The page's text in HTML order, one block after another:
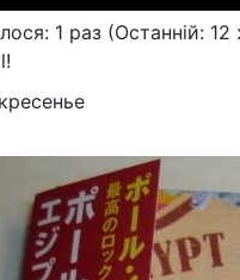
1 раз (Останній: